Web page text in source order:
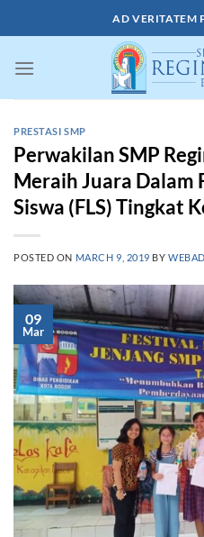
to
AD VERITATEM
PRESTASI SMP
Perwakilan SMP
Meraih Juara Dalam
Siswa (FLS) Tingkat
POSTED ON MARCH 9, 2019 BY
09
Mar